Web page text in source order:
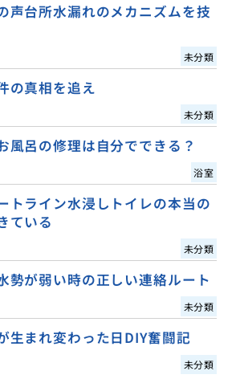
声台所水漏れのメカニズムを技
未分類
の真相を追え
未分類
風呂の修理は自分でできる？
浴室
トライン水浸しトイレの本当の
ている
未分類
勢が弱い時の正しい連絡ルート
未分類
生まれ変わった日DIY奮闘記
未分類